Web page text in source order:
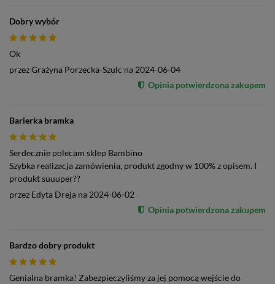
Dobry wybór
Ok
przezGrażyna Porzecka-Szulc na 2024-06-04
Opinia potwierdzona zakupem
Barierka bramka
Serdecznie polecam sklep Bambino
Szybka realizacja zamówienia, produkt zgodny w 100% z opisem. I
produkt suuuper??
przez Edyta Dreja na 2024-06-02
Opinia potwierdzona zakupem
Bardzo dobry produkt
Genialna bramka! Zabezpieczyliśmy za jej pomocą wejście do